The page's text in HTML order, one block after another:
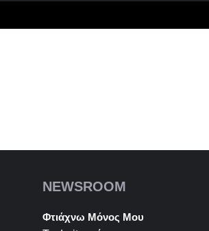
NEWSROOM
Φτιάχνω Μόνος Μου